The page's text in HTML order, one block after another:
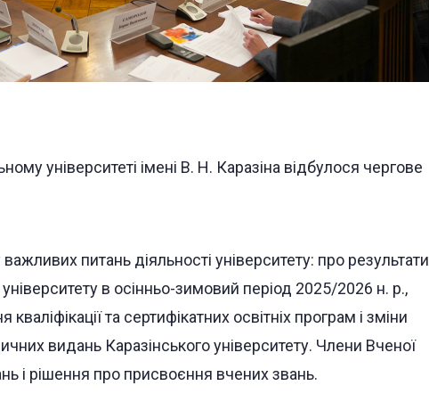
університеті імені В. Н. Каразіна відбулося чергове
питань діяльності університету: про результати
в осінньо-зимовий період 2025/2026 н. р.,
та сертифікатних освітніх програм і зміни
видань Каразінського університету. Члени Вченої
і рішення про присвоєння вчених звань.